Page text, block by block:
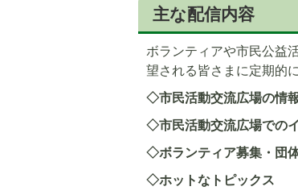
主な配信内容
ボランティアや市民公益
望される皆さまに定期的
◇市民活動交流広場の情
◇市民活動交流広場での
◇ボランティア募集・団
◇ホットなトピックス